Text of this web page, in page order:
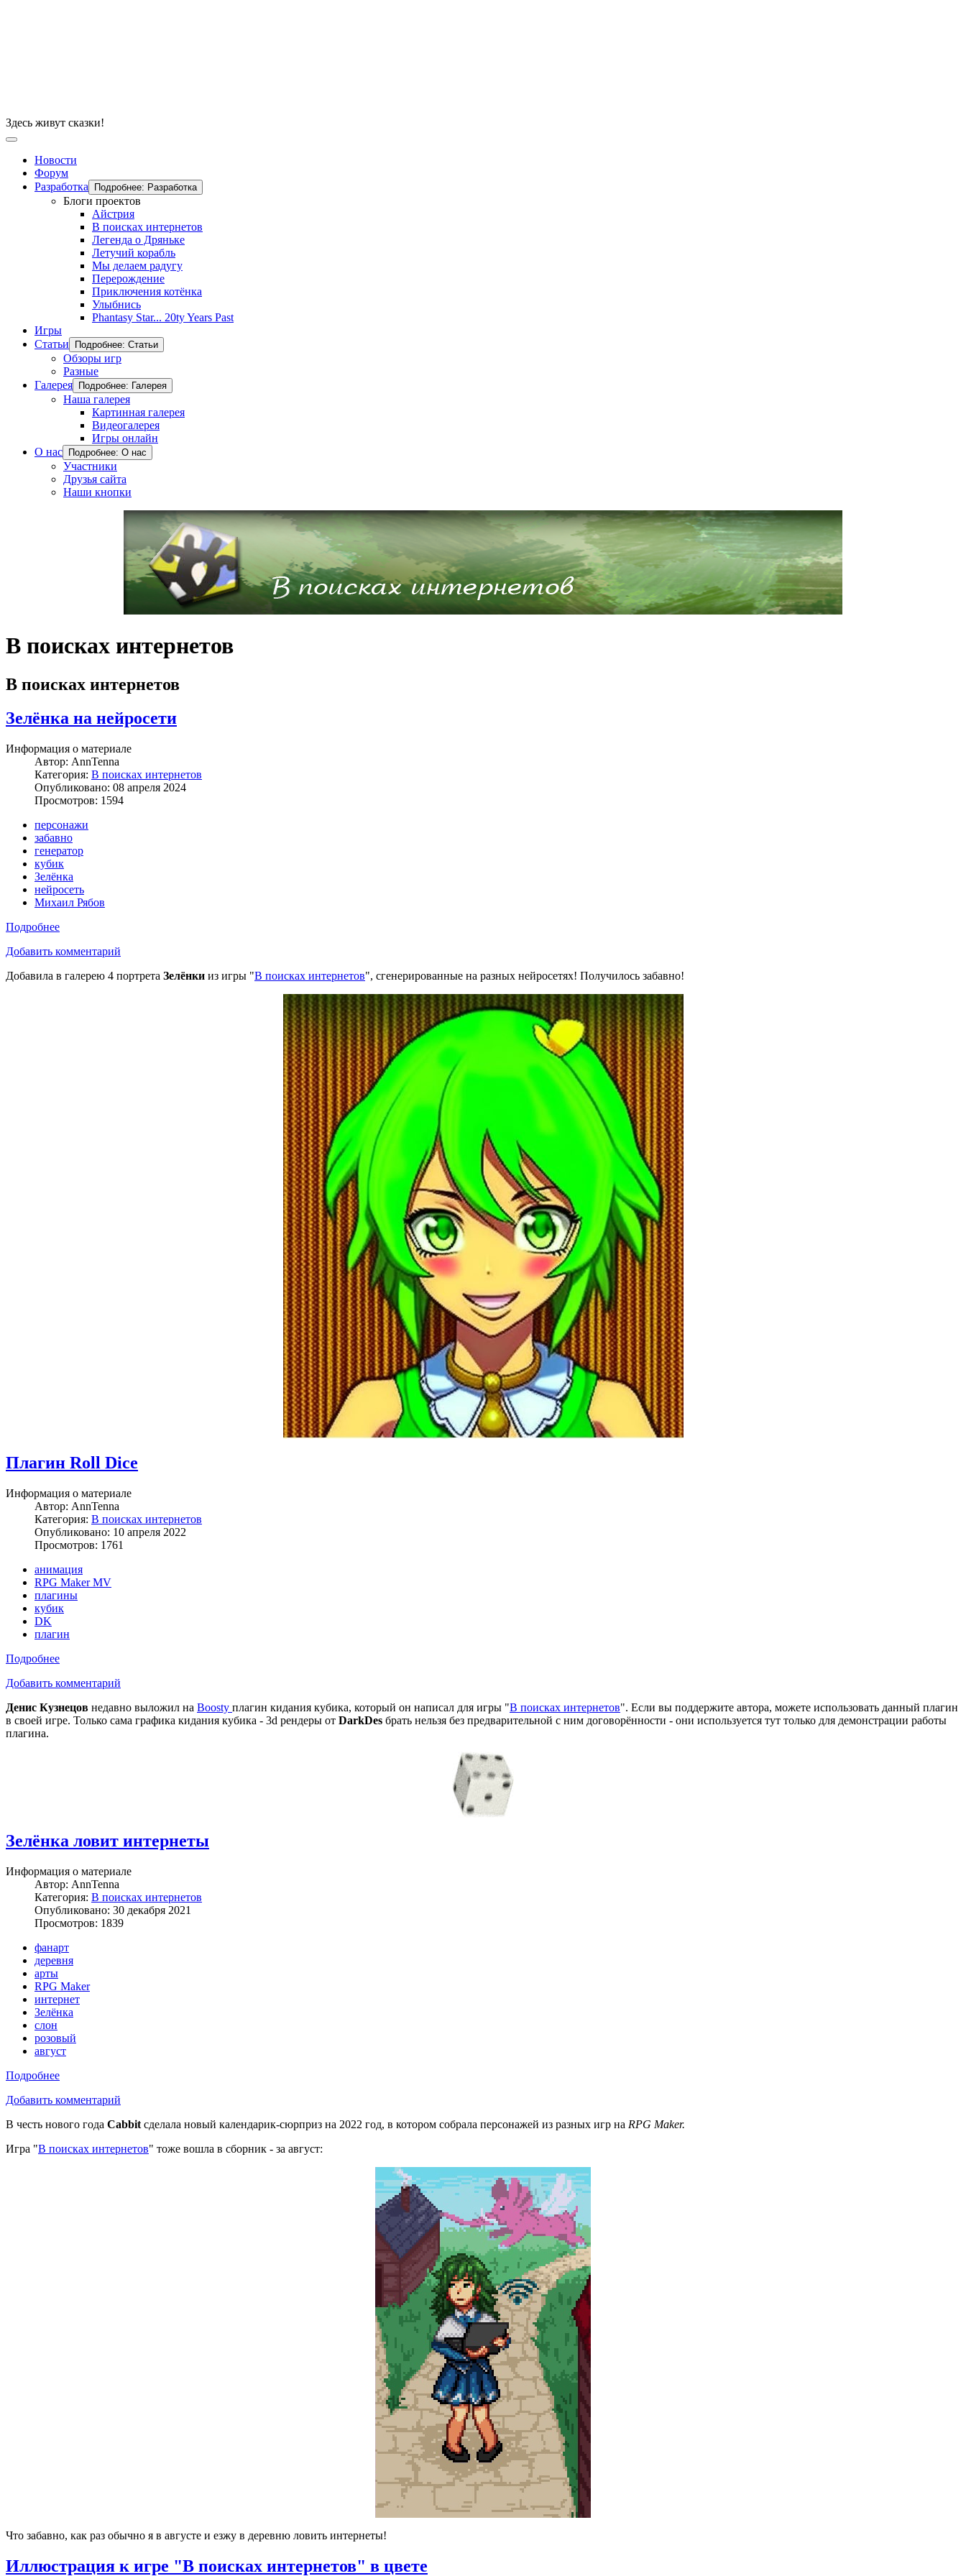
Здесь живут сказки!
Новости
Форум
Разработка
Подробнее: Разработка
Блоги проектов
Айстрия
В поисках интернетов
Легенда о Дряньке
Летучий корабль
Мы делаем радугу
Перерождение
Приключения котёнка
Улыбнись
Phantasy Star... 20ty Years Past
Игры
Статьи
Подробнее: Статьи
Обзоры игр
Разные
Галерея
Подробнее: Галерея
Наша галерея
Картинная галерея
Видеогалерея
Игры онлайн
О нас
Подробнее: О нас
Участники
Друзья сайта
Наши кнопки
В поисках интернетов
В поисках интернетов
Зелёнка на нейросети
Информация о материале
Автор: AnnTenna
Категория: В поисках интернетов
Опубликовано: 08 апреля 2024
Просмотров: 1594
персонажи
забавно
генератор
кубик
Зелёнка
нейросеть
Михаил Рябов
Подробнее
Добавить комментарий
Добавила в галерею 4 портрета Зелёнки из игры "В поисках интернетов", сгенерированные на разных нейросетях! Получилось забавно!
Плагин Roll Dice
Информация о материале
Автор: AnnTenna
Категория: В поисках интернетов
Опубликовано: 10 апреля 2022
Просмотров: 1761
анимация
RPG Maker MV
плагины
кубик
DK
плагин
Подробнее
Добавить комментарий
Денис Кузнецов недавно выложил на Boosty плагин кидания кубика, который он написал для игры "В поисках интернетов". Если вы поддержите автора, можете использовать данный плагин
в своей игре. Только сама графика кидания кубика - 3d рендеры от DarkDes брать нельзя без предварительной с ним договорённости - они используется тут только для демонстрации работы
плагина.
Зелёнка ловит интернеты
Информация о материале
Автор: AnnTenna
Категория: В поисках интернетов
Опубликовано: 30 декабря 2021
Просмотров: 1839
фанарт
деревня
арты
RPG Maker
интернет
Зелёнка
слон
розовый
август
Подробнее
Добавить комментарий
В честь нового года Cabbit сделала новый календарик-сюрприз на 2022 год, в котором собрала персонажей из разных игр на RPG Maker.
Игра "В поисках интернетов" тоже вошла в сборник - за август:
Что забавно, как раз обычно я в августе и езжу в деревню ловить интернеты!
Иллюстрация к игре "В поисках интернетов" в цвете